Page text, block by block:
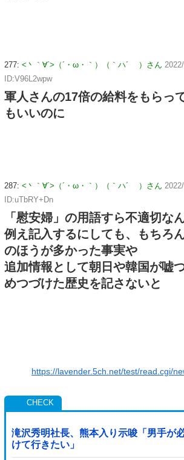
277: <丶｀∀´>（´・ω・｀）（｀ハ´ ）さん
ID:V96L2wpw
軍人さんの17倍の給料をもらっ
もいいのに
287: <丶｀∀´>（´・ω・｀）（｀ハ´ ）さん
ID:uTbRY+Dn
「慰安婦」の用語すら不適切な
例え記入するにしても、もちろ
のほうが多かった事実や
追加情報として朝日や韓国が嘘
めつづけた歴史を記さないと
https://lavender.5ch.net/test/read.cgi/
滝沢秀明社長、熊本入り示唆「男手が
けて行きたい」